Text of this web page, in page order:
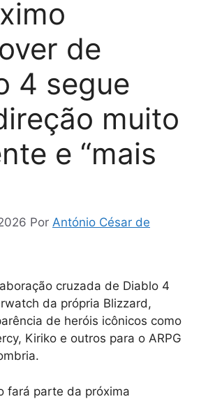
de
4 segue
muito
e “mais
Por António César de
cruzada de Diablo 4
da própria Blizzard,
de heróis icônicos como
Kiriko e outros para o ARPG
fará parte da próxima